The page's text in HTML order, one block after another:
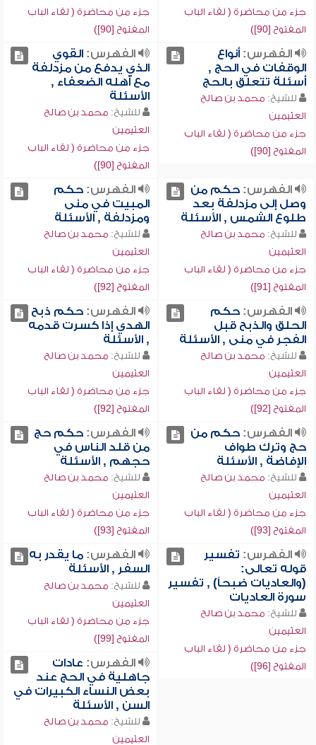
جزء من محاضرة ( لقاء الباب
المفتوح [90])
جزء من محاضرة ( لقاء الباب
المفتوح [90])
الفهرس:أنواع
الوقفات في الحج ,
أسئلة تتعلق بالحج
للشيخ: محمد بن صالح
العثيمين
جزء من محاضرة ( لقاء الباب
المفتوح [90])
الفهرس:القوي
الذي يدفع من مزدلفة
مع أهله الضعفاء ,
الأسئلة
للشيخ: محمد بن صالح
العثيمين
جزء من محاضرة ( لقاء الباب
المفتوح [90])
الفهرس:حكم من
وصل إلى مزدلفة بعد
طلوع الشمس , الأسئلة
للشيخ: محمد بن صالح
العثيمين
جزء من محاضرة ( لقاء الباب
المفتوح [91])
الفهرس:حكم
المبيت في منى
ومزدلفة , الأسئلة
للشيخ: محمد بن صالح
العثيمين
جزء من محاضرة ( لقاء الباب
المفتوح [92])
الفهرس:حكم
الحلق والذبح قبل
الفجر في منى , الأسئلة
للشيخ: محمد بن صالح
العثيمين
جزء من محاضرة ( لقاء الباب
المفتوح [92])
الفهرس:حكم ذبح
الهدي إذا كسرت قدمه
, الأسئلة
للشيخ: محمد بن صالح
العثيمين
جزء من محاضرة ( لقاء الباب
المفتوح [92])
الفهرس:حكم من
حج وترك طواف
الإفاضة , الأسئلة
للشيخ: محمد بن صالح
العثيمين
جزء من محاضرة ( لقاء الباب
المفتوح [93])
الفهرس:حكم حج
من قلد الناس في
حجهم , الأسئلة
للشيخ: محمد بن صالح
العثيمين
جزء من محاضرة ( لقاء الباب
المفتوح [93])
الفهرس: تفسير
قوله تعالى:
(والعاديات ضبحاً) , تفسير
سورة العاديات
للشيخ: محمد بن صالح
العثيمين
جزء من محاضرة ( لقاء الباب
المفتوح [96])
الفهرس:ما يقدر به
السفر , الأسئلة
للشيخ: محمد بن صالح
العثيمين
جزء من محاضرة ( لقاء الباب
المفتوح [99])
الفهرس: عادات
جاهلية في الحج عند
بعض النساء الكبيرات في
السن , الأسئلة
للشيخ: محمد بن صالح
العثيمين